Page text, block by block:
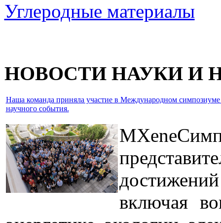
Углеродные материалы
НОВОСТИ НАУКИ И
Наша команда приняла участие в Международном
научного события.
включая